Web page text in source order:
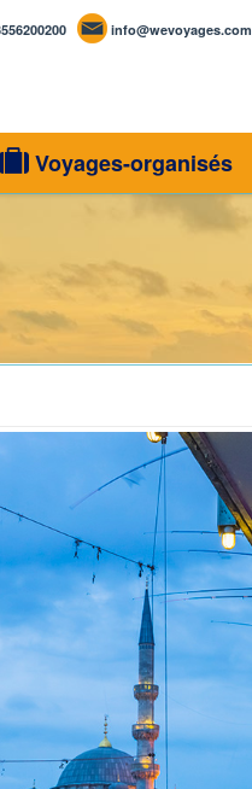
info@wevoyages.com
Voyages-organisés